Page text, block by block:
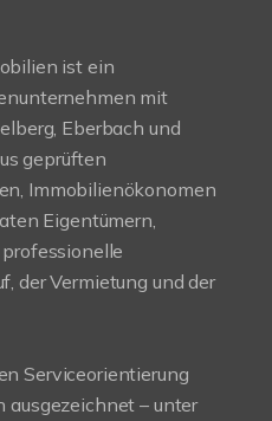
ist ein
mit
Eberbach und
geprüften
Immobilienökonomen
Eigentümern,
der Vermietung und der
Serviceorientierung
– unter